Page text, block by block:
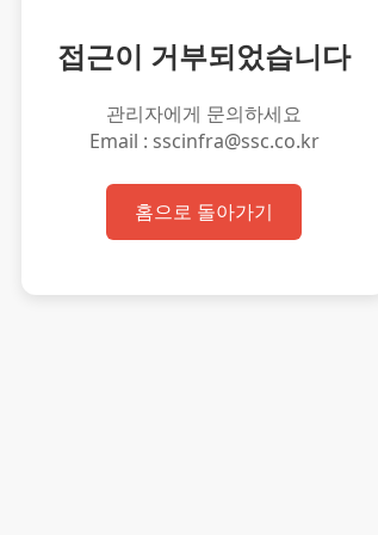
접근이 거부되었습니다
관리자에게 문의하세요
Email : sscinfra@ssc.co.kr
홈으로 돌아가기